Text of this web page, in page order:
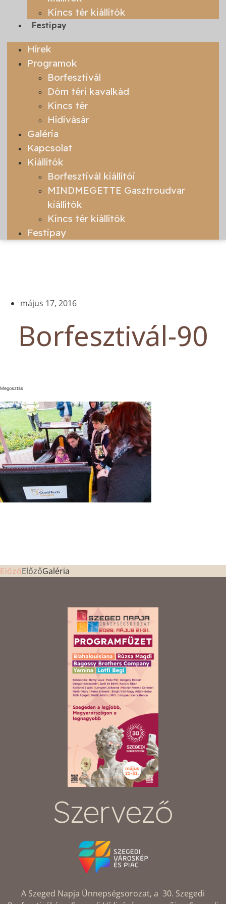
Kincs tér kiállítók
Festipay
Hírek
Programok
Borfesztivál
Dóm téri kavalkád
Kincs tér
Hídivásár
Galéria
Kapcsolat
Kiállítók
Borfesztivál kiállítói
MINDMEGETTE Gasztroudvar
kiállítók
Kincs tér kiállítók
Festipay
május 17, 2016
Borfesztivál-90
Megosztás
ElőzőElőzőGaléria
Szervező
A Szeged Napja Ünnepségsorozat, a 30. Szegedi